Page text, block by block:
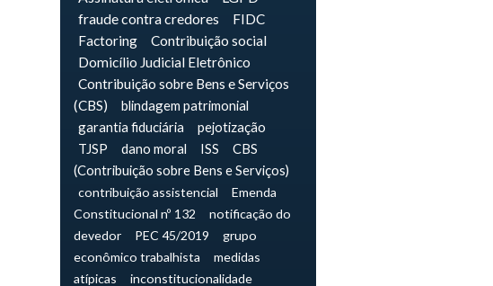
fraude contra credores
FIDC
Factoring
Contribuição social
Domicílio Judicial Eletrônico
Contribuição sobre Bens e Serviços
(CBS)
blindagem patrimonial
garantia fiduciária
pejotização
TJSP
dano moral ISS
CBS
(Contribuição sobre Bens e Serviços)
contribuição assistencial
Emenda
Constitucional nº 132
notificação do
devedor
PEC 45/2019
grupo
econômico trabalhista
medidas
atípicas
inconstitucionalidade